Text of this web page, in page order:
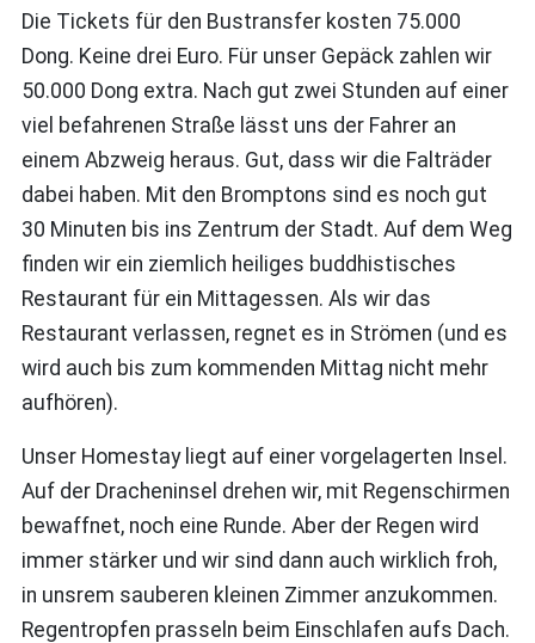
Die Tickets für den Bustransfer kosten 75.000
Dong. Keine drei Euro. Für unser Gepäck zahlen wir
50.000 Dong extra. Nach gut zwei Stunden auf einer
viel befahrenen Straße lässt uns der Fahrer an
einem Abzweig heraus. Gut, dass wir die Falträder
dabei haben. Mit den Bromptons sind es noch gut
30 Minuten bis ins Zentrum der Stadt. Auf dem Weg
finden wir ein ziemlich heiliges buddhistisches
Restaurant für ein Mittagessen. Als wir das
Restaurant verlassen, regnet es in Strömen (und es
wird auch bis zum kommenden Mittag nicht mehr
aufhören).
Unser Homestay liegt auf einer vorgelagerten Insel.
Auf der Dracheninsel drehen wir, mit Regenschirmen
bewaffnet, noch eine Runde. Aber der Regen wird
immer stärker und wir sind dann auch wirklich froh,
in unsrem sauberen kleinen Zimmer anzukommen.
Regentropfen prasseln beim Einschlafen aufs Dach.